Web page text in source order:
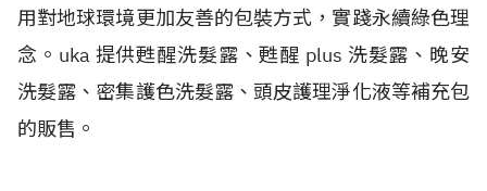
用對地球環境更加友善的包裝方式，實踐永續綠色理
念。uka 提供甦醒洗髮露、甦醒 plus 洗髮露、晚安
洗髮露、密集護色洗髮露、頭皮護理淨化液等補充包
的販售。